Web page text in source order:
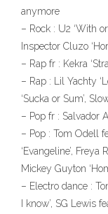
anymore
– Rock : U2 ‘With
Inspector Cluzo
– Rap fr : Kekra
– Rap : Lil Yachty
‘Sucka or Sum’,
– Pop fr : Salvador
– Pop : Tom Odell
‘Evangeline’,
Mickey Guyton
– Electro dance :
I know’, SG Lewis